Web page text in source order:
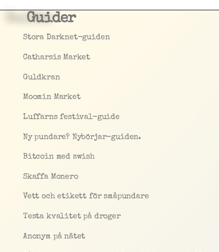
Guider
Stora Darknet-guiden
Catharsis Market
Guldkran
Moomin Market
Luffarns festival-guide
Ny pundare? Nybörjar-guiden.
Bitcoin med swish
Skaffa Monero
Vett och etikett för småpundare
Testa kvalitet på droger
Anonym på nätet